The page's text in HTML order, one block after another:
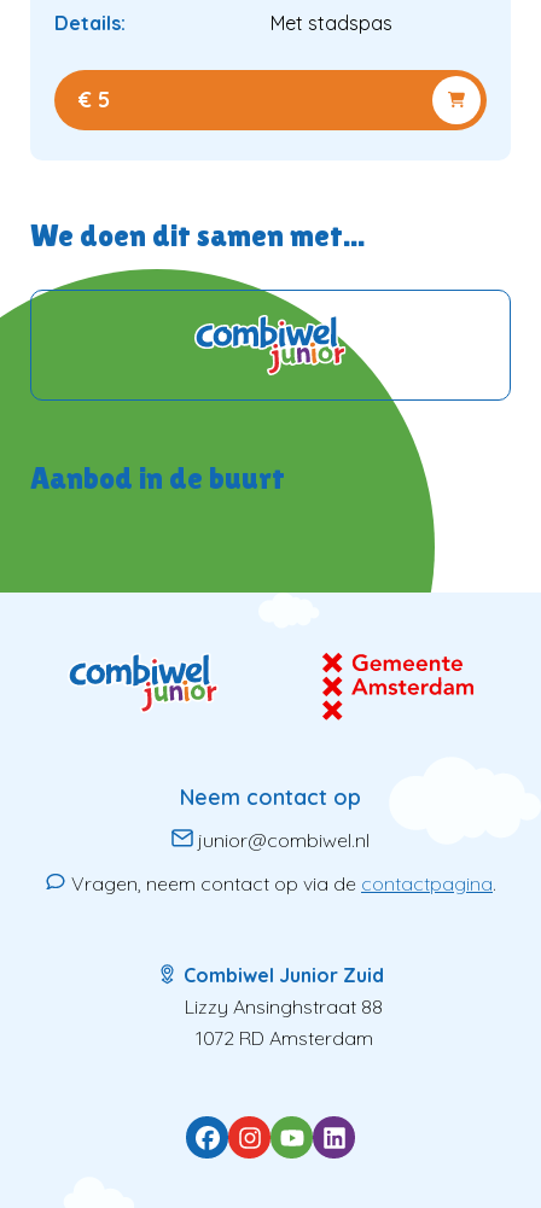
Details: Met stadspas
€ 5
We doen dit samen met...
Aanbod in de buurt
Neem contact op
junior@combiwel.nl
Vragen, neem contact op via de contactpagina.
Combiwel Junior Zuid
Lizzy Ansinghstraat 88
1072 RD Amsterdam